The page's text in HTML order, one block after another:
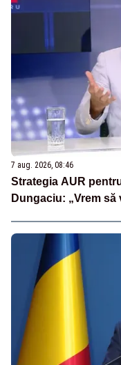
7 aug. 2026, 08:46
Strategia AUR
Dungaciu: „Vrem